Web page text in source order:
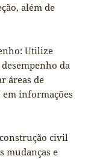
além de
Utilize
da
áreas de
em informações
civil
mudanças e